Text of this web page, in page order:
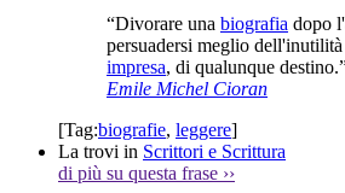
“Divorare una biografia dopo
persuadersi meglio
impresa, di qualunque
Emile Michel Cioran
[Tag:biografie, leggere]
La trovi in Scrittori e Scrittura
di più su questa frase ››